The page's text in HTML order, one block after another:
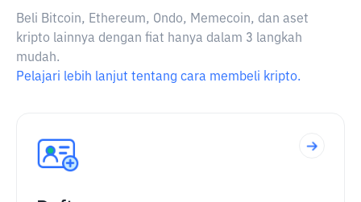
Beli Bitcoin, Ethereum, Ondo, Memecoin, dan aset
kripto lainnya dengan fiat hanya dalam 3 langkah
mudah.
Pelajari lebih lanjut tentang cara membeli kripto.